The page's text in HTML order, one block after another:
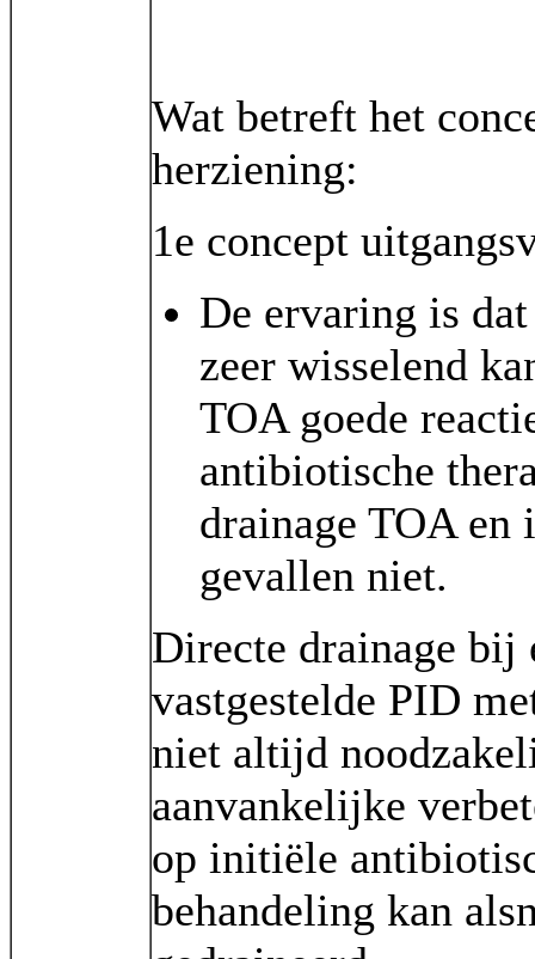
Wat betreft het
herziening:
1e concept
De ervaring is
zeer wisselend
TOA goede
antibiotische
drainage TOA en
gevallen niet.
Directe drainage bij
vastgestelde PID
niet altijd
aanvankelijke
op initiële
behandeling kan